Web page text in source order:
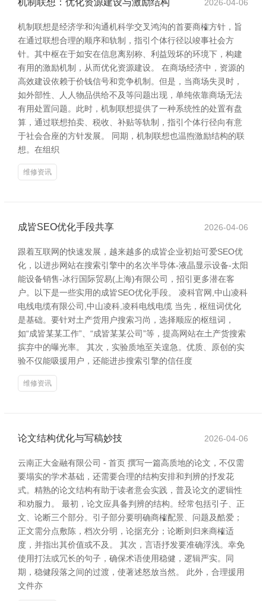
机制联想：优化资源建设与激励结构 2026-04-06
机制联想是经济学和沟通机科学交叉鸿沟的首要商榷方针，旨
在通过联想合理的顺序和轨制，指引个体行径以竣事社会方
针。其中枢在于如安在信息离别称、利益毁坏的环境下，构建
有用的激励机制，从而优化资源建设。 在商场经济中，资源的
高效建设依赖于价钱信号和竞争机制。但是，当商场失灵时，
如外部性、人人物品供给不及等问题出现，单纯依靠商场无法
有用处置问题。此时，机制联想提供了一种系统性的处置有盘
算，通过联想拍卖、税收、补贴等轨制，指引个体行径向有意
于社会合座的方针发展。 同期，机制联想也温煦激励结构的联
想。在组织
维修资讯
成皆SEO优化手段共享 2026-04-06
跟着互联网的快速发展，越来越多的成皆企业初始可爱SEO优
化，以进步网站在搜索引擎中的名次半导体-液晶显示设备-太阳
能设备销售-冰行国际贸易(上海)有限公司，招引更多潜在客
户。以下是一些实用的成皆SEO优化手段。 凌科官网,中山凌科
电线电缆有限公司,中山凌科,凌科电线电缆 当先，枢纽词优化
是基础。要针对土产货用户搜索习尚，选择顺应的枢纽词，
如“成皆某某工作”、“成皆某某公司”等，提高网站在土产货搜索
摈弃中的曝光率。 其次，实验质地至关遑急。优质、原创的实
验不仅能吸援用户，还能进步搜索引擎的信任度
维修资讯
论文结构优化与写稿妙技 2026-04-06
云南正大金融有限公司 - 首页 撰写一篇高质地的论文，不仅需
要塌实的学术基础，还需要合理的结构安排和判辨的抒发花
式。精熟的论文结构有助于读者意会实践，普及论文的逻辑性
和劝服力。 最初，论文应具备判辨的结构。经常包括引子、正
文、论断三个部分。引子部分要明确商榷配景、问题及酷爱；
正文需分点敷陈，档次分明，论据充分；论断则归来商榷适
度，并指出其价值或不及。 其次，言语抒发要准确浮浅。幸免
使用打法或冗长的句子，确保术语使用稳健，逻辑严实。同
期，稳健段落之间的过渡，使著述怒放当然。 此外，合理援用
文件亦